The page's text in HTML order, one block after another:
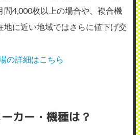
間4,000枚以上の場合や、複合機
地に近い地域ではさらに値下げ交
の詳細はこちら
カー・機種は？